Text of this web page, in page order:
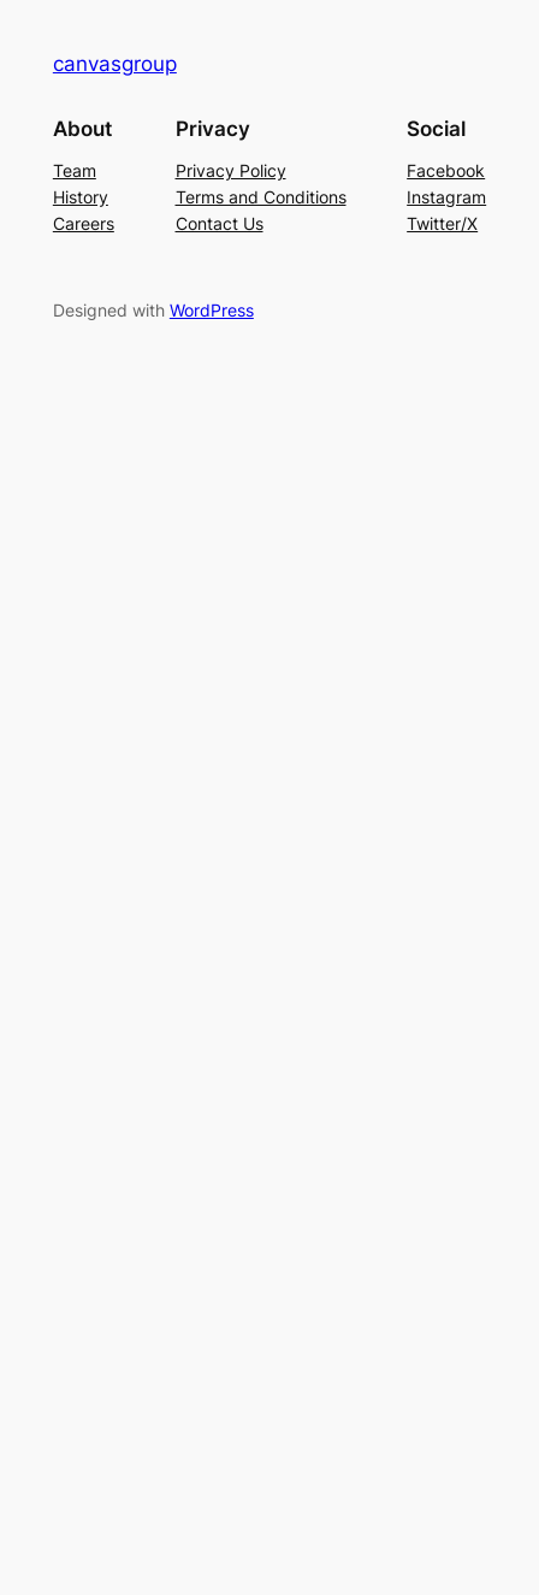
canvasgroup
About
Team
History
Careers
Privacy
Privacy Policy
Terms and Conditions
Contact Us
Social
Facebook
Instagram
Twitter/X
Designed with WordPress